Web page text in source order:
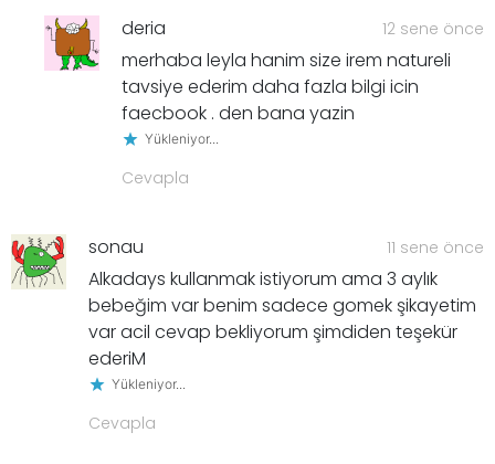
deria 12 sene önce
merhaba leyla hanim size irem natureli
tavsiye ederim daha fazla bilgi icin
faecbook . den bana yazin
Yükleniyor...
Cevapla
sonau 11 sene önce
Alkadays kullanmak istiyorum ama 3 aylık
bebeğim var benim sadece gomek şikayetim
var acil cevap bekliyorum şimdiden teşekür
ederiM
Yükleniyor...
Cevapla